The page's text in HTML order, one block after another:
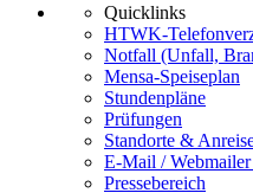
Quicklinks
HTWK-
Notfall (Unfall,
Mensa-Speiseplan
Stundenpläne
Prüfungen
Standorte &
E-Mail /
Pressebereich